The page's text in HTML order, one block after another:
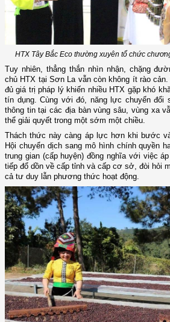
HTX Tây Bắc Eco thường xuyên tổ chức
Tuy nhiên, thẳng thắn nhìn nhận, chặng
chủ HTX tại Sơn La vẫn còn không ít rào
đủ giá trị pháp lý khiến nhiều HTX gặp khó
tín dụng. Cùng với đó, năng lực chuyển đổi
thông tin tại các địa bàn vùng sâu, vùng xa
thể giải quyết trong một sớm một chiều.
Thách thức này càng áp lực hơn khi bước
Hội chuyển dịch sang mô hình chính quyền
trung gian (cấp huyện) đồng nghĩa với việc
tiếp đổ dồn về cấp tỉnh và cấp cơ sở, đòi hỏi
cả tư duy lẫn phương thức hoạt động.